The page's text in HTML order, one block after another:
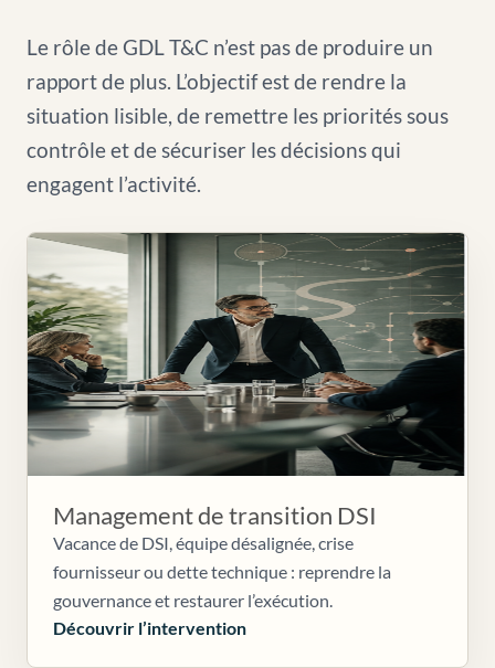
Le rôle de GDL T&C n’est pas de produire un
rapport de plus. L’objectif est de rendre la
situation lisible, de remettre les priorités sous
contrôle et de sécuriser les décisions qui
engagent l’activité.
Management de transition DSI
Vacance de DSI, équipe désalignée, crise
fournisseur ou dette technique : reprendre la
gouvernance et restaurer l’exécution.
Découvrir l’intervention